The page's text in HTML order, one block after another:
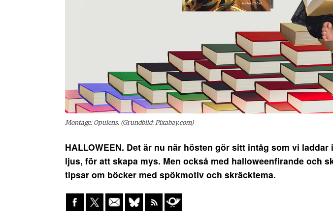
Montage: Opulens. (Grundbild: Pixabay.com)
HALLOWEEN. Det är nu när hösten gör sitt intåg som vi
ljus, för att skapa mys. Men också med halloweenfirande och
tipsar om böcker med spökmotiv och skräcktema.